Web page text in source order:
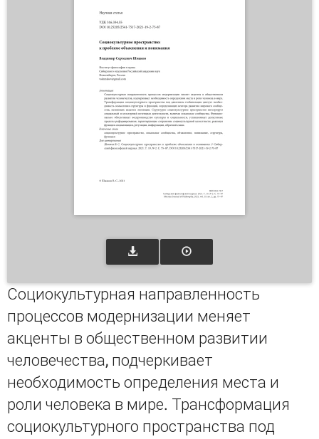
Социокультурная направленность
процессов модернизации меняет
акценты в общественном развитии
человечества, подчеркивает
необходимость определения места и
роли человека в мире. Трансформация
социокультурного пространства под